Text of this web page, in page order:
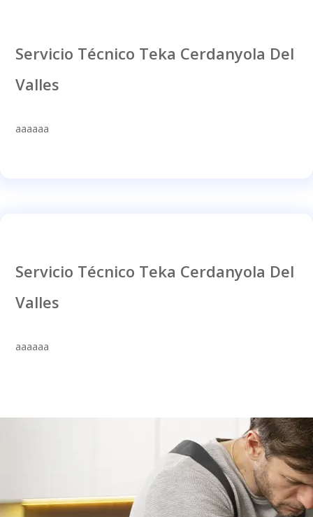
Servicio Técnico Teka Cerdanyola Del
Valles
aaaaaa
Servicio Técnico Teka Cerdanyola Del
Valles
aaaaaa